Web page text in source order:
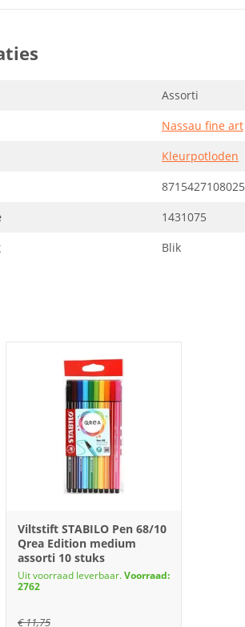
Assorti
Nassau fine art
Kleurpotloden
8715427108025
1431075
Blik
Viltstift STABILO Pen 68/10
Qrea Edition medium
assorti 10 stuks
Uit voorraad leverbaar.Voorraad:
2762
€11,75